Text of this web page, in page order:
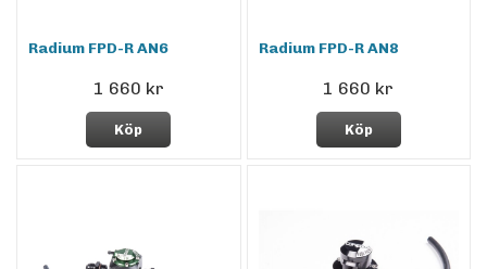
Radium FPD-R AN6
1 660 kr
Köp
Radium FPD-R AN8
1 660 kr
Köp